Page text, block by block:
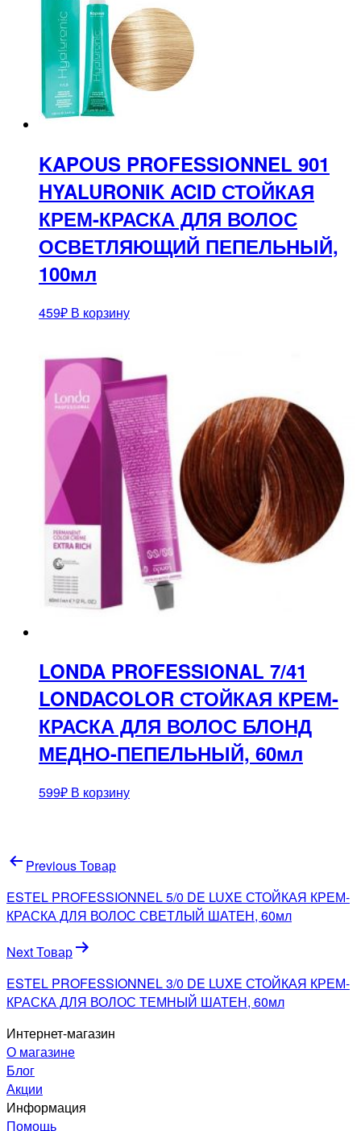
KAPOUS PROFESSIONNEL 901
HYALURONIK ACID СТОЙКАЯ
КРЕМ-КРАСКА ДЛЯ ВОЛОС
ОСВЕТЛЯЮЩИЙ ПЕПЕЛЬНЫЙ,
100мл
459₽ В корзину
LONDA PROFESSIONAL 7/41
LONDACOLOR СТОЙКАЯ КРЕМ-
КРАСКА ДЛЯ ВОЛОС БЛОНД
МЕДНО-ПЕПЕЛЬНЫЙ, 60мл
599₽ В корзину
Навигация
по
записям
Previous Товар
ESTEL PROFESSIONNEL 5/0 DE LUXE СТОЙКАЯ КРЕМ-
КРАСКА ДЛЯ ВОЛОС СВЕТЛЫЙ ШАТЕН, 60мл
Next Товар
ESTEL PROFESSIONNEL 3/0 DE LUXE СТОЙКАЯ КРЕМ-
КРАСКА ДЛЯ ВОЛОС ТЕМНЫЙ ШАТЕН, 60мл
Интернет-магазин
О магазине
Блог
Акции
Информация
Помощь